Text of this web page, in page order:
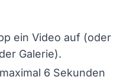
ein Video auf (oder
Galerie).
6 Sekunden